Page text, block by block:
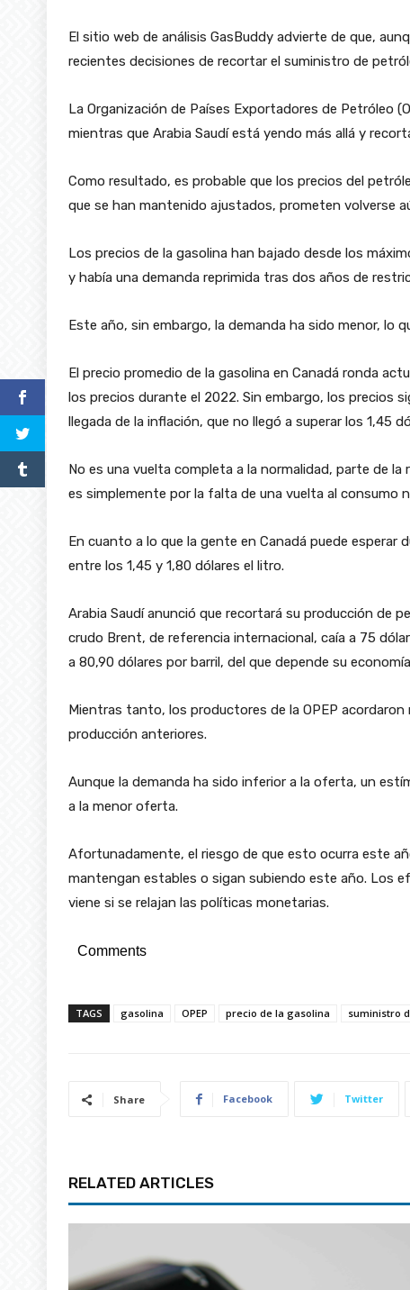
El sitio web de análisis GasBuddy advierte de que,
recientes decisiones de recortar el suministro de
La Organización de Países Exportadores de Petróleo
mientras que Arabia Saudí está yendo más allá y
Como resultado, es probable que los precios del
que se han mantenido ajustados, prometen volverse
Los precios de la gasolina han bajado desde los
y había una demanda reprimida tras dos años de
Este año, sin embargo, la demanda ha sido menor, lo
El precio promedio de la gasolina en Canadá ronda
los precios durante el 2022. Sin embargo, los precios
llegada de la inflación, que no llegó a superar los 1,45
No es una vuelta completa a la normalidad, parte de
es simplemente por la falta de una vuelta al consumo
En cuanto a lo que la gente en Canadá puede
entre los 1,45 y 1,80 dólares el litro.
Arabia Saudí anunció que recortará su producción de
crudo Brent, de referencia internacional, caía a 75
a 80,90 dólares por barril, del que depende su
Mientras tanto, los productores de la OPEP
producción anteriores.
Aunque la demanda ha sido inferior a la oferta, un
a la menor oferta.
Afortunadamente, el riesgo de que esto ocurra este
mantengan estables o sigan subiendo este año. Los
viene si se relajan las políticas monetarias.
Comments
TAGS gasolina OPEP precio de la gasolina suministro
Share Facebook Twitter
RELATED ARTICLES